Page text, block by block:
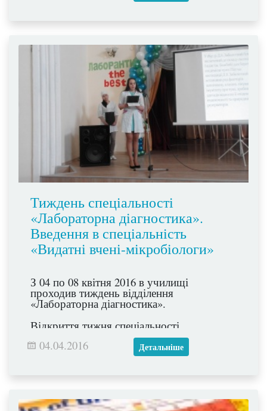
Тиждень спеціальності
«Лабораторна діагностика».
Введення в спеціальність
«Видатні вчені-мікробіологи»
З 04 по 08 квітня 2016 в училищі
проходив тиждень відділення
«Лабораторна діагностика».
Відкриття тижня спеціальності
розпочалось із заходів метою яких було
введення в спеціальність студентів
04.04.2016 Детальніше